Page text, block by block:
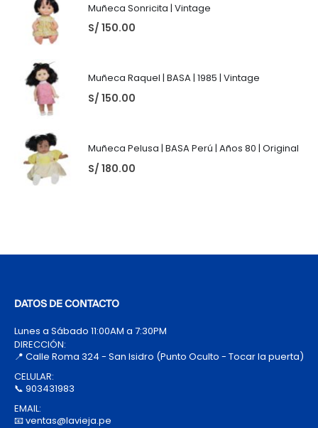
Muñeca Sonricita | Vintage
S/ 150.00
Muñeca Raquel | BASA | 1985 | Vintage
S/ 150.00
Muñeca Pelusa | BASA Perú | Años 80 | Original
S/ 180.00
DATOS DE CONTACTO
Lunes a Sábado 11:00AM a 7:30PM
DIRECCIÓN:
📍 Calle Roma 324 - San Isidro (Punto Oculto - Tocar la puerta)
CELULAR:
📞 903431983
EMAIL:
📧 ventas@lavieja.pe